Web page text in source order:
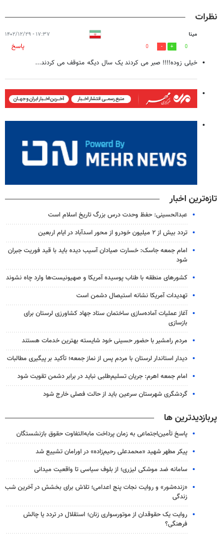
نظرات
مینا ۱۷:۳۷ - ۱۴۰۲/۱۲/۲۹
0
0
پاسخ
خیلی زوده!!!! صبر می کردند یک سال دیگه متوقف می کردند...
تازه‌ترین اخبار
عبدالحسینی: حفظ وحدت درس بزرگ تاریخ اسلام است
تردد بیش از ۲ میلیون خودرو از محور اسدآباد در ایام اربعین
امام جمعه جاسک: خسارت صیادان آسیب دیده باید با قید فوریت جبران
شود
کشورهای منطقه با طناب پوسیده آمریکا و صهیونیست‌ها وارد چاه نشوند
تهدیدات آمریکا نشانه استیصال دشمن است
آغاز عملیات آماده‌سازی ساختمان ستاد جهاد کشاورزی لرستان برای
بازسازی
مردم رامشیر با حضور حسینی خود شایسته بهترین خدمات هستند
دیدار استاندار لرستان با مردم پس از نماز جمعه؛ تأکید بر پیگیری مطالبات
امام جمعه اهرم: جریان تسلیم‌طلبی نباید در برابر دشمن تقویت شود
گردشگری شهرستان سرعین باید از حالت فصلی خارج شود
پربازدیدترین ها
پاسخ تأمین‌اجتماعی به زمان پرداخت مابه‌التفاوت حقوق بازنشستگان
پیکر مطهر شهید «محمدعلی رحیم‌زاده» در اورامان تشییع شد
سامانه ضد موشکی لیزری؛ از بلوف سیاسی تا واقعیت میدانی
«زنده‌شور» و روایت نجات پنج اعدامی؛ تلاش برای بخشش در آخرین شب
زندگی
روایت یک حقوقدان از موتورسواری زنان؛ استقلال در تردد یا چالش
فرهنگی؟